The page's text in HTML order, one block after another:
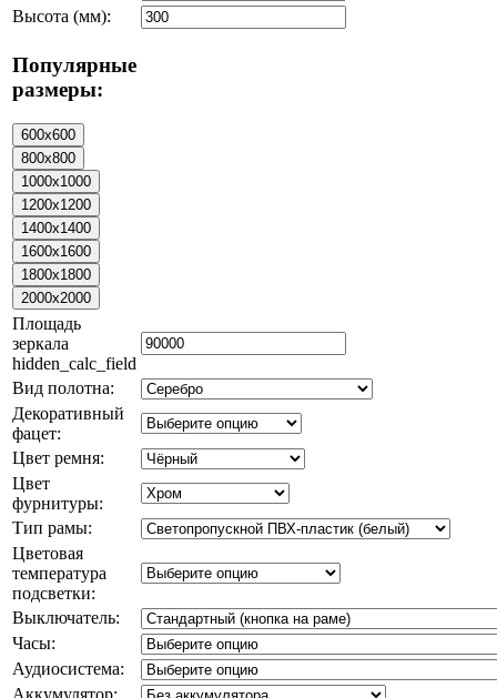
Высота (мм):
Популярные
размеры:
Площадь
зеркала
hidden_calc_field
Вид полотна:
Декоративный
фацет:
Цвет ремня:
Цвет
фурнитуры:
Тип рамы:
Цветовая
температура
подсветки:
Выключатель:
Часы:
Аудиосистема:
Аккумулятор: